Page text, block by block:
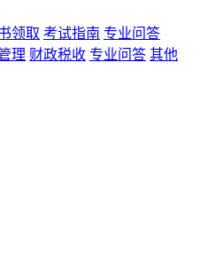
领取 考试指南 专业问答
理 财政税收 专业问答 其他